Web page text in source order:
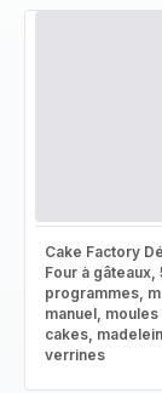
Cake Factory
Four à gâteaux,
programmes,
manuel, moules
cakes,
verrines